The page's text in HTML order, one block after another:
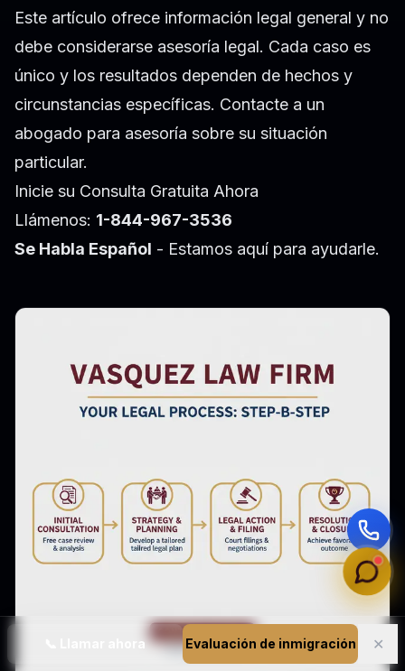
Llamar ahora Evaluación de inmigración ✕
Este artículo ofrece información legal general y no
debe considerarse asesoría legal. Cada caso es
único y los resultados dependen de hechos y
circunstancias específicas. Contacte a un
abogado para asesoría sobre su situación
particular.
Inicie su Consulta Gratuita Ahora
Llámenos: 1-844-967-3536
Se Habla Español - Estamos aquí para ayudarle.